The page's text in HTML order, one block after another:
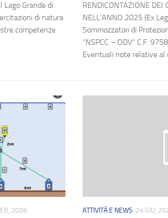
Grande di
di natura
competenze
RENDICONTAZIONE DEI
NELL’ANNO 2025 (Ex
Sommozzatori di
“NSPCC – ODV” C.F.
Eventuali note relative al
2026 ATTIVITÀ E NEWS 24 GIU,